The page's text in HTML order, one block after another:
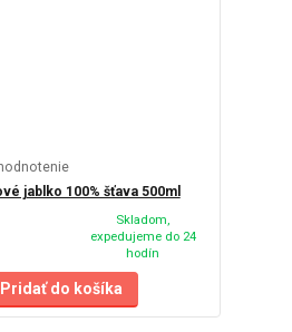
jablko 100% šťava 500ml
Skladom,
expedujeme do 24
hodín
Pridať do košíka